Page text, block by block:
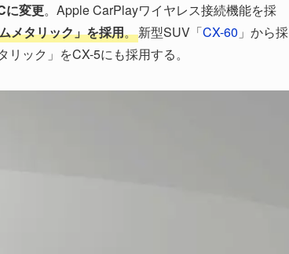
に変更。Apple CarPlayワイヤレス接続機能を採
メタリック」を採用。新型SUV「CX-60 」から採
ック」をCX-5にも採用する。